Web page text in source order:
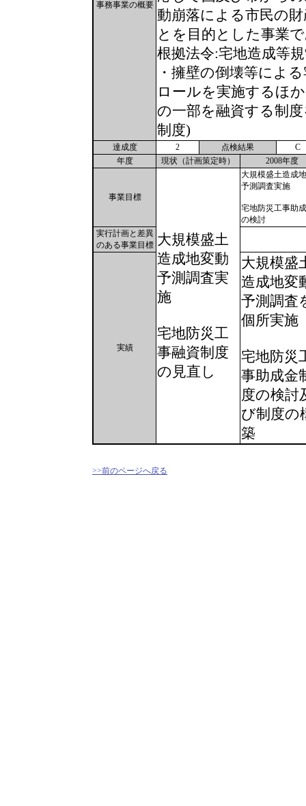
事務事業の概要
動崩落による市民の
とを目的とした事業
根拠法令:宅地造成等
・擁壁の倒壊等によ
ロールを実施するほ
の一部を融資する制
制度)
達成度 2 点検結果
C
年度
現状（計画策定時） 2008年度
事業目標
大規模盛土
造成地変動
予測調査実
施
宅地防災工
事融資制度
の見直し
大規模盛土造成
予測調査実施
宅地防災工事助
の検討
実行計画と差異
のある事業目標
実績
大規模盛
造成地変
予測調査
個所実施
宅地防災
事助成金
度の検討
び制度の
築
>>前のページへ戻る